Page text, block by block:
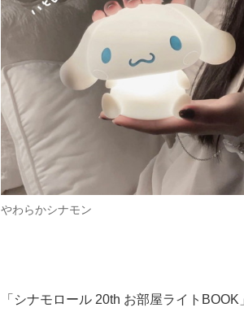
やわらかシナモン
「シナモロール 20th お部屋ライトBOOK